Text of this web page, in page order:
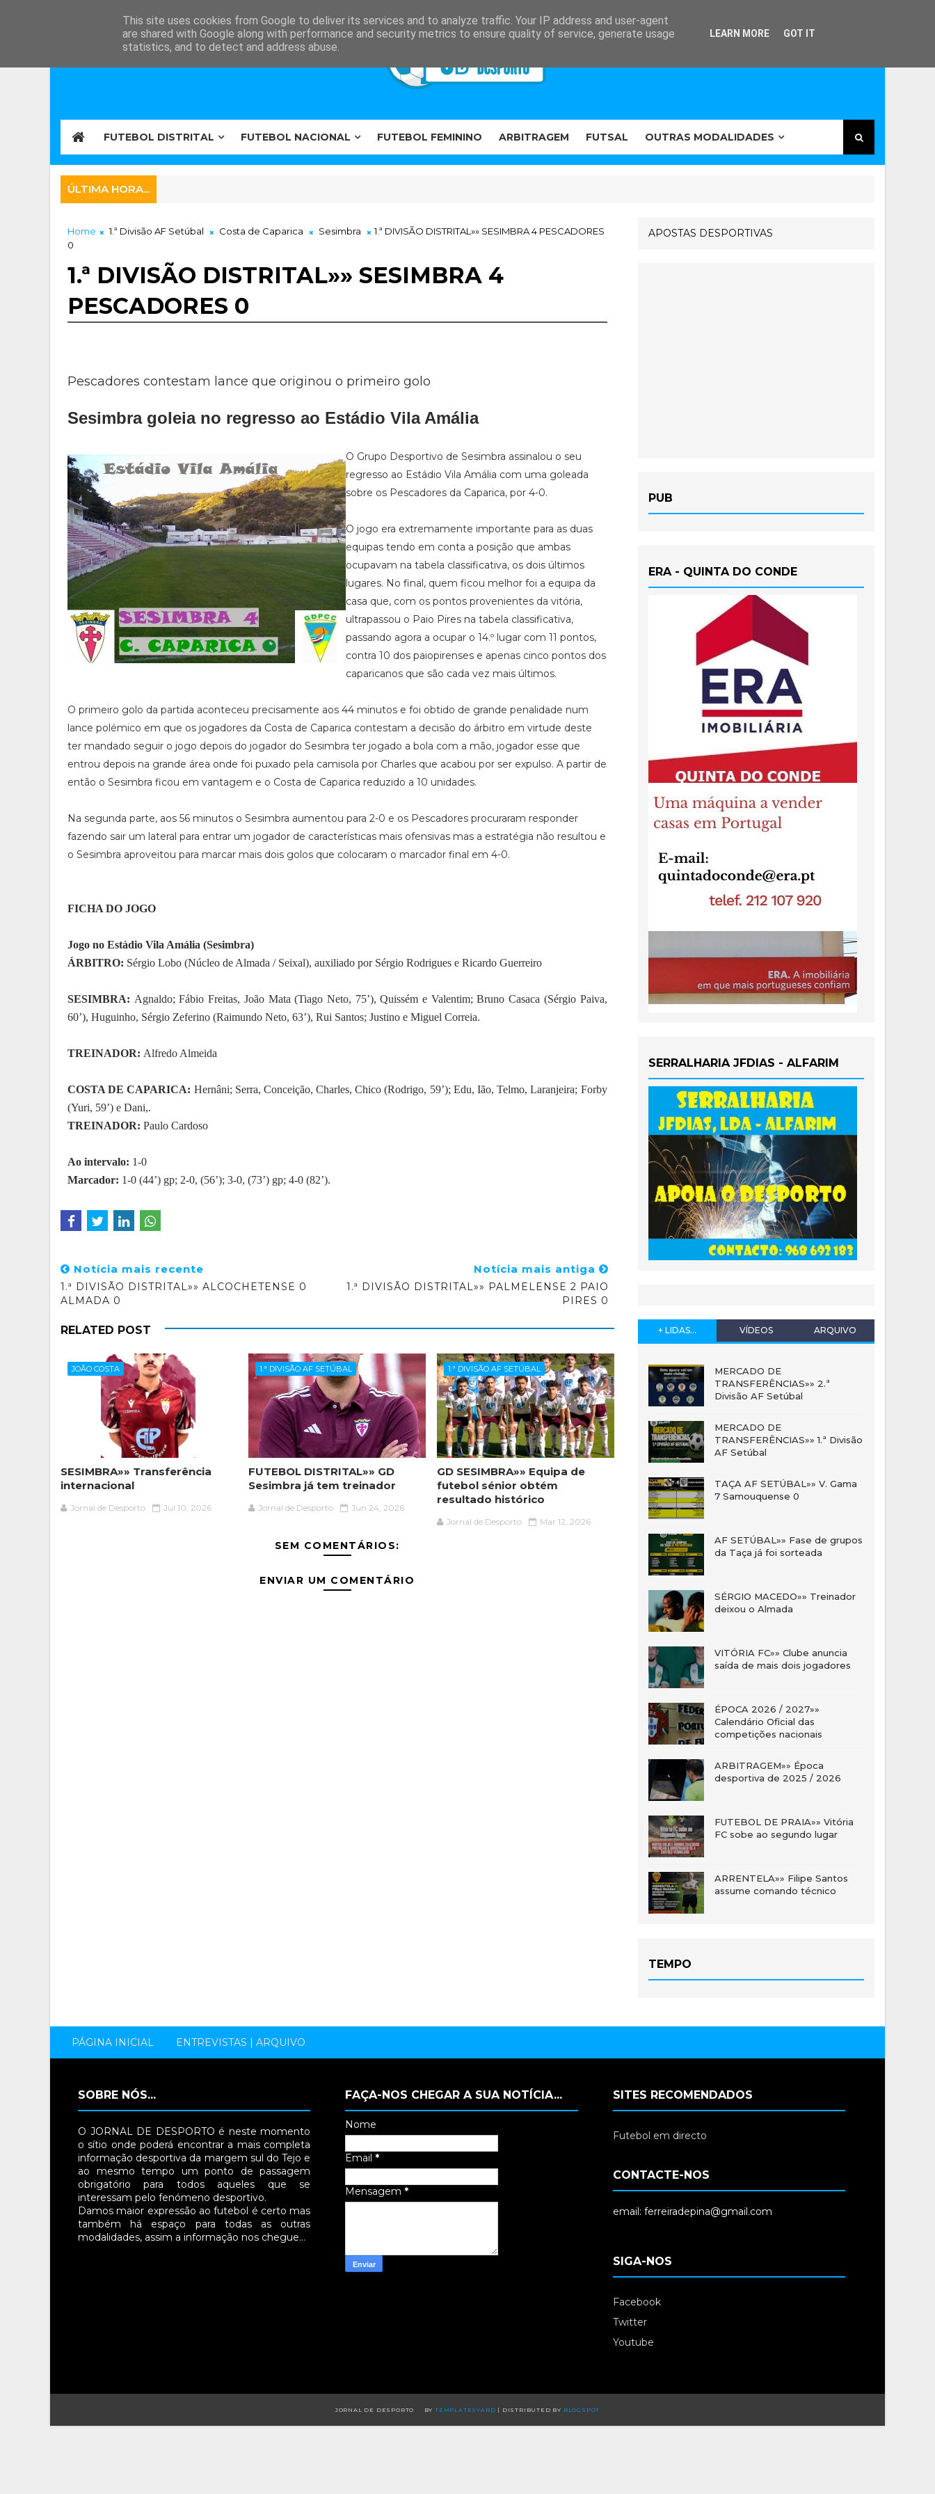
FUTEBOL DISTRITAL FUTEBOL NACIONAL FUTEBOL FEMININO ARBITRAGEM FUTSAL OUTRAS MODALIDADES
ÚLTIMA HORA...
Home 1.ª Divisão AF Setúbal Costa de Caparica Sesimbra
1.ª DIVISÃO DISTRITAL»» SESIMBRA 4 PESCADORES
0
1.ª DIVISÃO DISTRITAL»» SESIMBRA 4
PESCADORES 0
Pescadores contestam lance que originou o primeiro golo
Sesimbra goleia no regresso ao Estádio Vila Amália
O Grupo Desportivo de Sesimbra assinalou o seu
regresso ao Estádio Vila Amália com uma goleada
sobre os Pescadores da Caparica, por 4-0.
O jogo era extremamente importante para as duas
equipas tendo em conta a posição que ambas
ocupavam na tabela classificativa, os dois últimos
lugares. No final, quem ficou melhor foi a equipa da
casa que, com os pontos provenientes da vitória,
ultrapassou o Paio Pires na tabela classificativa,
passando agora a ocupar o 14.º lugar com 11 pontos,
contra 10 dos paiopirenses e apenas cinco pontos dos
caparicanos que são cada vez mais últimos.
O primeiro golo da partida aconteceu precisamente aos 44 minutos e foi obtido de grande penalidade num
lance polémico em que os jogadores da Costa de Caparica contestam a decisão do árbitro em virtude deste
ter mandado seguir o jogo depois do jogador do Sesimbra ter jogado a bola com a mão, jogador esse que
entrou depois na grande área onde foi puxado pela camisola por Charles que acabou por ser expulso. A partir de
então o Sesimbra ficou em vantagem e o Costa de Caparica reduzido a 10 unidades.
Na segunda parte, aos 56 minutos o Sesimbra aumentou para 2-0 e os Pescadores procuraram responder
fazendo sair um lateral para entrar um jogador de características mais ofensivas mas a estratégia não resultou e
o Sesimbra aproveitou para marcar mais dois golos que colocaram o marcador final em 4-0.
FICHA DO JOGO
Jogo no Estádio Vila Amália (Sesimbra)
ÁRBITRO: Sérgio Lobo (Núcleo de Almada / Seixal), auxiliado por Sérgio Rodrigues e Ricardo Guerreiro
SESIMBRA: Agnaldo; Fábio Freitas, João Mata (Tiago Neto, 75’), Quissém e Valentim; Bruno Casaca (Sérgio Paiva,
60’), Huguinho, Sérgio Zeferino (Raimundo Neto, 63’), Rui Santos; Justino e Miguel Correia.
TREINADOR: Alfredo Almeida
COSTA DE CAPARICA: Hernâni; Serra, Conceição, Charles, Chico (Rodrigo, 59’); Edu, Ião, Telmo, Laranjeira; Forby
(Yuri, 59’) e Dani,.
TREINADOR: Paulo Cardoso
Ao intervalo: 1-0
Marcador: 1-0 (44’) gp; 2-0, (56’); 3-0, (73’) gp; 4-0 (82’).
Notícia mais recente
1.ª DIVISÃO DISTRITAL»» ALCOCHETENSE 0
ALMADA 0
Notícia mais antiga
1.ª DIVISÃO DISTRITAL»» PALMELENSE 2 PAIO
PIRES 0
RELATED POST
JOÃO COSTA
SESIMBRA»» Transferência
internacional
Jornal de Desporto Jul 10, 2026
1.ª DIVISÃO AF SETÚBAL
FUTEBOL DISTRITAL»» GD
Sesimbra já tem treinador
Jornal de Desporto Jun 24, 2026
1.ª DIVISÃO AF SETÚBAL
GD SESIMBRA»» Equipa de
futebol sénior obtém
resultado histórico
Jornal de Desporto Mar 12, 2026
SEM COMENTÁRIOS:
ENVIAR UM COMENTÁRIO
APOSTAS DESPORTIVAS
PUB
ERA - QUINTA DO CONDE
SERRALHARIA JFDIAS - ALFARIM
+ LIDAS... VÍDEOS ARQUIVO
MERCADO DE
TRANSFERÊNCIAS»» 2.ª
Divisão AF Setúbal
MERCADO DE
TRANSFERÊNCIAS»» 1.ª Divisão
AF Setúbal
TAÇA AF SETÚBAL»» V. Gama
7 Samouquense 0
AF SETÚBAL»» Fase de grupos
da Taça já foi sorteada
SÉRGIO MACEDO»» Treinador
deixou o Almada
VITÓRIA FC»» Clube anuncia
saída de mais dois jogadores
ÉPOCA 2026 / 2027»»
Calendário Oficial das
competições nacionais
ARBITRAGEM»» Época
desportiva de 2025 / 2026
FUTEBOL DE PRAIA»» Vitória
FC sobe ao segundo lugar
ARRENTELA»» Filipe Santos
assume comando técnico
TEMPO
PÁGINA INICIAL ENTREVISTAS | ARQUIVO
SOBRE NÓS...
O JORNAL DE DESPORTO é neste momento
o sítio onde poderá encontrar a mais completa
informação desportiva da margem sul do Tejo e
ao mesmo tempo um ponto de passagem
obrigatório para todos aqueles que se
interessam pelo fenómeno desportivo.
Damos maior expressão ao futebol é certo mas
também há espaço para todas as outras
modalidades, assim a informação nos chegue…
FAÇA-NOS CHEGAR A SUA NOTÍCIA...
Nome
Email *
Mensagem *
SITES RECOMENDADOS
Futebol em directo
CONTACTE-NOS
email: ferreiradepina@gmail.com
SIGA-NOS
Facebook
Twitter
Youtube
JORNAL DE DESPORTO BY TEMPLATESYARD | DISTRIBUTED BY BLOGSPOT
This site uses cookies from Google to deliver its services and to analyze traffic. Your IP address and user-agent
are shared with Google along with performance and security metrics to ensure quality of service, generate usage
statistics, and to detect and address abuse.
LEARN MORE GOT IT